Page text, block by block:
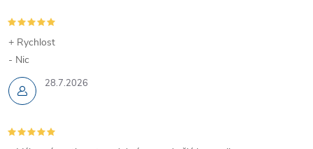
s
u
28.7.2026
+ Rychlost
- Nic